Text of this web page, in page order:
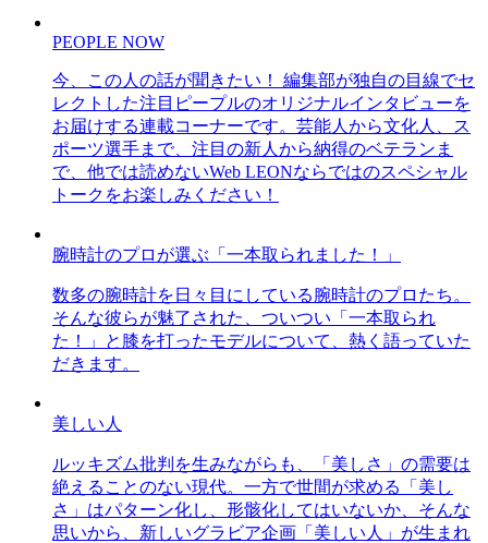
PEOPLE NOW
今、この人の話が聞きたい！ 編集部が独自の目線でセ
レクトした注目ピープルのオリジナルインタビューを
お届けする連載コーナーです。芸能人から文化人、ス
ポーツ選手まで、注目の新人から納得のベテランま
で、他では読めないWeb LEONならではのスペシャル
トークをお楽しみください！
腕時計のプロが選ぶ「一本取られました！」
数多の腕時計を日々目にしている腕時計のプロたち。
そんな彼らが魅了された、ついつい「一本取られ
た！」と膝を打ったモデルについて、熱く語っていた
だきます。
美しい人
ルッキズム批判を生みながらも、「美しさ」の需要は
絶えることのない現代。一方で世間が求める「美し
さ」はパターン化し、形骸化してはいないか、そんな
思いから、新しいグラビア企画「美しい人」が生まれ